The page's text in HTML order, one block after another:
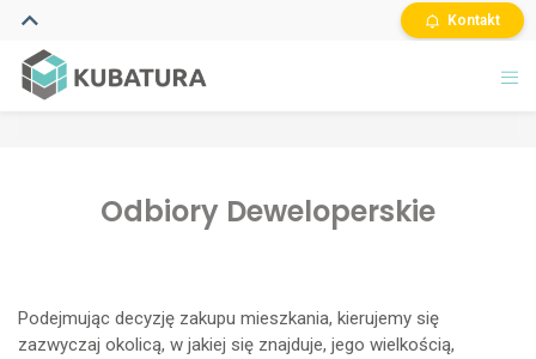
Kontakt
Odbiory Deweloperskie
Podejmując decyzję zakupu mieszkania, kierujemy się
zazwyczaj okolicą, w jakiej się znajduje, jego wielkością,